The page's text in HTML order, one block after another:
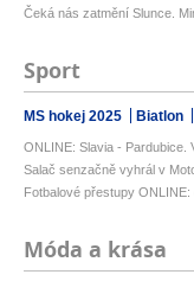
Čeká nás zatmění Slunce.
Sport
MS hokej 2025 Biatlon
ONLINE: Slavia - Pardubice.
Salač senzačně vyhrál v
Fotbalové přestupy
Móda a krása